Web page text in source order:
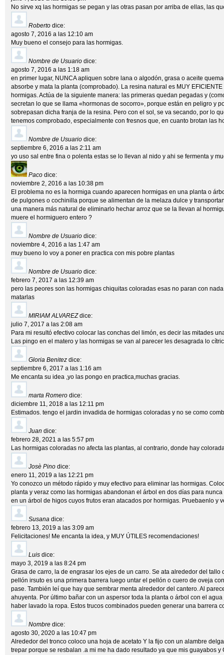
No sirve xq las hormigas se pegan y las otras pasan por arriba de ellas, las
Roberto dice:
agosto 7, 2016 a las 12:10 am
Muy bueno el consejo para las hormigas.
Nombre de Usuario dice:
agosto 7, 2016 a las 1:18 am
en primer lugar, NUNCA apliquen sobre lana o algodón, grasa o aceite
absorbe y mata la planta (comprobado). La resina natural es MUY
hormigas. Actúa de la siguiente manera: las primeras quedan pegadas y
secretan lo que se llama «hormonas de socorro», porque están en peligro y
sobrepasan dicha franja de la resina. Pero con el sol, se va secando, por lo
tenemos comprobado, especialmente con fresnos que, en cuanto brotan las
Nombre de Usuario dice:
septiembre 6, 2016 a las 2:11 am
yo uso sal entre fina o polenta estas se lo llevan al nido y ahi se fermenta y
Paco dice:
noviembre 2, 2016 a las 10:38 pm
El problema no es la hormiga cuando aparecen hormigas en una planta o
de pulgones o cochinilla porque se alimentan de la melaza dulce y
una manera más natural de eliminarlo hechar arroz que se la llevan al
muere el hormiguero entero ?
Nombre de Usuario dice:
noviembre 4, 2016 a las 1:47 am
muy bueno lo voy a poner en practica con mis pobre plantas
Nombre de Usuario dice:
febrero 7, 2017 a las 12:39 am
pero las peores son las hormigas chiquitas coloradas esas no paran con
matarlas
MIRIAM ALVAREZ dice:
julio 7, 2017 a las 2:08 am
Para mi resultó efectivo colocar las conchas del limón, es decir las mitades
Las pingo en el matero y las hormigas se van al parecer les desagrada lo
Gloria Benitez dice:
septiembre 6, 2017 a las 1:16 am
Me encanta su idea ,yo las pongo en practica,muchas gracias.
marta Romero dice:
diciembre 11, 2018 a las 12:11 pm
Estimados. tengo el jardin invadida de hormigas coloradas y no se como
Juan dice:
febrero 28, 2021 a las 5:57 pm
Las hormigas coloradas no afecta las plantas, al contrario, donde hay
Josè Pino dice:
enero 11, 2019 a las 12:21 pm
Yo conozco un método rápido y muy efectivo para eliminar las hormigas.
planta y veraz como las hormigas abandonan el árbol en dos días para
en un árbol de higos cuyos frutos eran atacados por hormigas. Pruebaenlo y
Susana dice:
febrero 13, 2019 a las 3:09 am
Felicitaciones! Me encanta la idea, y MUY ÚTILES recomendaciones!
Luis dice:
mayo 3, 2019 a las 8:24 pm
Grasa de carro, la de engrasar los ejes de un carro. Se ata alrededor del tallo
pellón irsuto es una primera barrera luego untar el pellón o cuero de oveja
pase. También leí que hay que sembrar menta alrededor del cantero. Al
ahuyenta. Por último bañar con un aspersor toda la planta o árbol con el
haber lavado la ropa. Estos trucos combinados pueden generar una barrera
Nombre dice:
agosto 30, 2020 a las 10:47 pm
Alrededor del tronco coloco una hoja de acetato Y la fijo con un alambre
trepar porque se resbalan .a mi me ha dado resultado ya que mis guayabos